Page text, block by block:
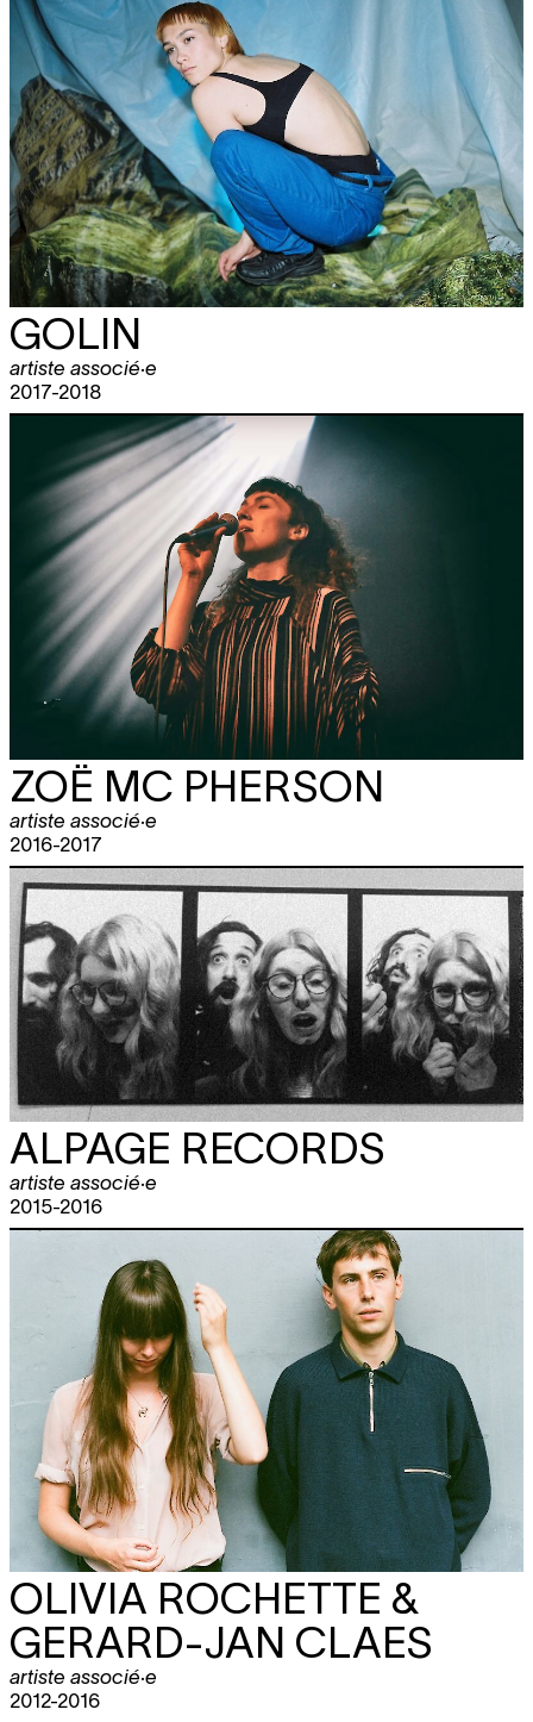
GOLIN
artiste associé·e
2017-2018
ZOË MC PHERSON
artiste associé·e
2016-2017
ALPAGE RECORDS
artiste associé·e
2015-2016
OLIVIA ROCHETTE &
GERARD-JAN CLAES
artiste associé·e
2012-2016